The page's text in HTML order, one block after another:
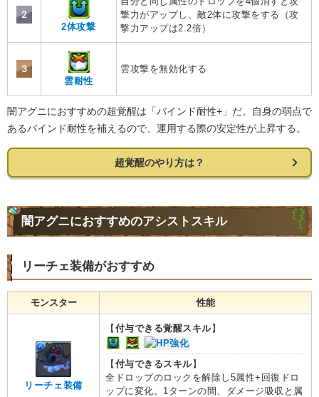
2
2体攻撃
撃力がアップし、敵2体に攻撃をする（攻
撃力アップは2.2倍）
3
雲耐性
雲攻撃を無効化する
闇アグニにおすすめの超覚醒は「バインド耐性+」だ。自身の弱点で
あるバインド耐性を補えるので、運用する際の安定性が上昇する。
超覚醒のやり方は？
闇アグニにおすすめのアシストスキル
リーチェ装備がおすすめ
モンスター 性能
リーチェ装備
【 付与できる覚醒スキル】
【 付与できるスキル】
全ドロップのロックを解除し5属性+回復ドロ
ップに変化。1ターンの間、ダメージ吸収と属